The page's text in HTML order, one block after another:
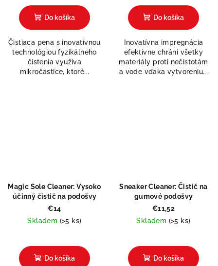
hodnotenie
produktu
z
5
hviezdičiek.
Do košíka
Čistiaca pena s inovatívnou
technológiou fyzikálneho
čistenia využíva
mikročastice, ktoré...
Do košíka
Inovatívna impregnácia
efektívne chráni všetky
materiály proti nečistotám
a vode vďaka vytvoreniu...
Magic Sole Cleaner: Vysoko
účinný čistič na podošvy
€14
Skladem (>5 ks)
hodnotenie
produktu
Do košíka
Sneaker Cleaner: Čistič na
gumové podošvy
€11,52
Skladem (>5 ks)
Do košíka